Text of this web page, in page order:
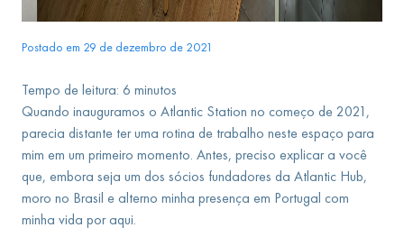
Postado em 29 de dezembro de 2021
Tempo de leitura: 6 minutos
Quando inauguramos o Atlantic Station no começo de 2021,
parecia distante ter uma rotina de trabalho neste espaço para
mim em um primeiro momento. Antes, preciso explicar a você
que, embora seja um dos sócios fundadores da Atlantic Hub,
moro no Brasil e alterno minha presença em Portugal com
minha vida por aqui.